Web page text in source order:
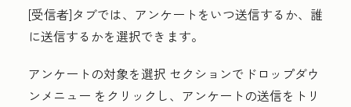
[受信者]タブでは、アンケートをいつ送信するか、誰
に送信するかを選択できます。
アンケートの対象を選択 セクションでドロップダウ
ンメニュー をクリックし、アンケートの送信をトリ